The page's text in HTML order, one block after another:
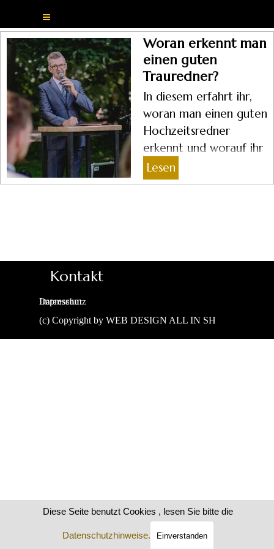
Menü überspringen
Woran erkennt man
einen guten
Trauredner?
In diesem erfahrt ihr,
woran man einen guten
Hochzeitsredner
erkennt und worauf ihr
bei der Auswahl des
Trauredners achten
Lesen
Impressum
Datenschutz
Kontakt
(c) Copyright by WEB DESIGN ALL IN SH
Diese Seite benutzt Cookies , lesen Sie bitte die
Datenschutzhinweise. Einverstanden